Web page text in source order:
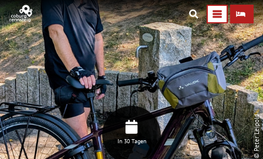
© Peter Leipold
In 30 Tagen